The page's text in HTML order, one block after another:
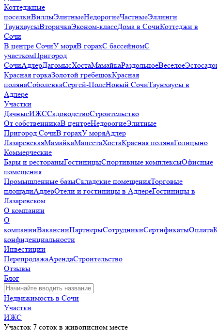
Коттеджные
поселкиВиллыЭлитныеНедорогиеЧастныеЭллинги
ТаунхаусыВторичкаЭконом-классДома в СочиКоттеджи в
Сочи
В центре СочиУ моряВ горахС бассейномС
участкомПригород
СочиАдлерДагомысХостаМамайкаРаздольноеВеселое
Красная горкаЗолотой гребешокКрасная
полянаСоболевкаСергей-ПолеНовый СочиТаунхаусы в
Адлере
Участки
ДачныеИЖССадоводствоСтроительство
От собственникаВ центреНедорогиеЭлитные
Пригород СочиВ горахУ моряАдлер
ЛазаревскаяМамайкаМацестаХостаКрасная полянаГолицыно
Коммерческие
Бары и рестораныГостиницыСпортивные комплексыОфисные
помещения
Промышленные базыСкладские помещенияТорговые
площадиАдлерОтели и гостиницы в АдлереГостиницы в
Лазаревском
О компании
О
компанииВакансииПартнерыСотрудникиСертификатыОплата
конфиденциальности
Инвестиции
ПерепродажаАрендаСтроительство
Отзывы
Блог
Недвижимость в Сочи
Участки
ИЖС
Участок 7 соток в живописном месте